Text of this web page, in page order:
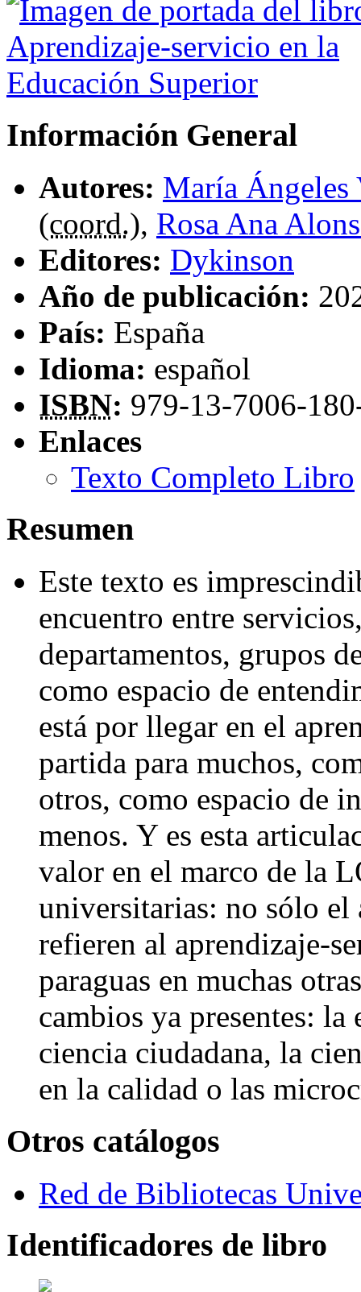
Información General
Autores: María Ángeles
(coord.), Rosa Ana
Editores: Dykinson
Año de publicación:
País: España
Idioma: español
ISBN: 979-13-7006-
Enlaces
Texto Completo Libro
Resumen
Este texto es
encuentro entre
departamentos, grupos
como espacio de
está por llegar en el
partida para muchos,
otros, como espacio de
menos. Y es esta
valor en el marco de la
universitarias: no sólo
refieren al aprendizaje-
paraguas en muchas
cambios ya presentes:
ciencia ciudadana, la
en la calidad o las
Otros catálogos
Red de Bibliotecas
Identificadores de libro